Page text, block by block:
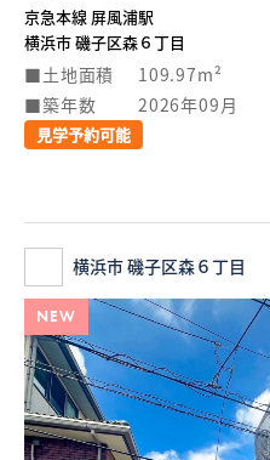
京急本線 屏風浦駅
横浜市 磯子区森６丁目
土地面積 109.97m²
築年数
2026年09月
見学予約可能
横浜市 磯子区森６丁目
NEW